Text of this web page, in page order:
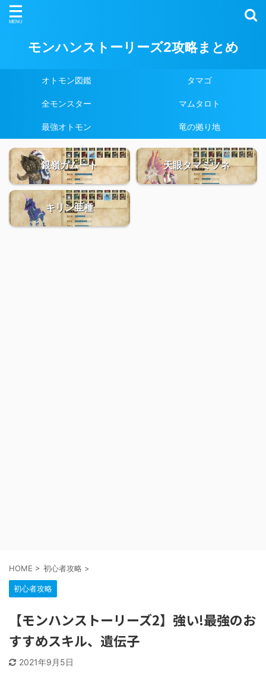
モンハンストーリーズ2攻略まとめ
オトモン図鑑 タマゴ
全モンスター マムタロト
最強オトモン 竜の拠り地
銀嶺ガムート 天眼タマミツネ
キリン亜種
HOME > 初心者攻略 >
初心者攻略
【モンハンストーリーズ2】強い!最強のお
すすめスキル、遺伝子
2021年9月5日